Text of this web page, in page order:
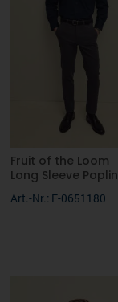
Fruit of the Loom
Long Sleeve
Art.-Nr.: F-0651180